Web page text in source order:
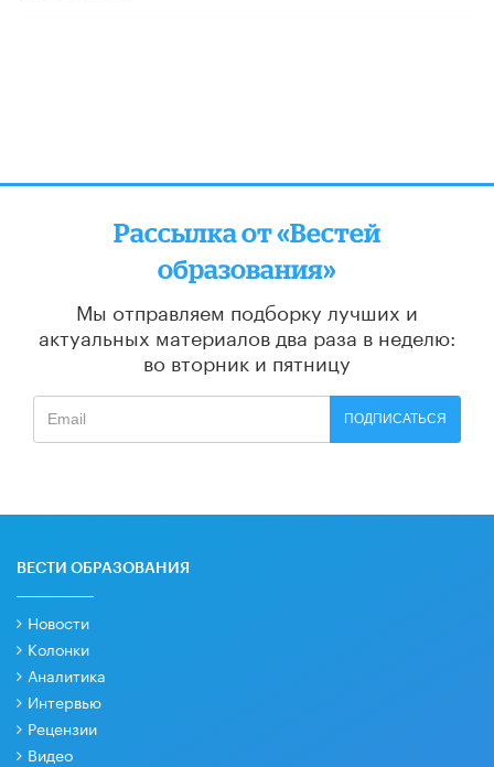
Рассылка от «Вестей
образования»
Мы отправляем подборку лучших и
актуальных материалов два раза в неделю:
во вторник и пятницу
ПОДПИСАТЬСЯ
ВЕСТИ ОБРАЗОВАНИЯ
Новости
Колонки
Аналитика
Интервью
Рецензии
Видео